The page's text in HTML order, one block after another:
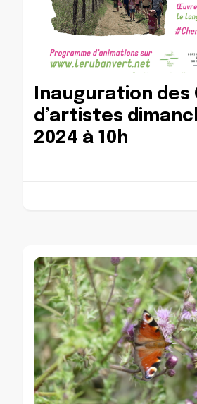
Inauguration des
d’artistes
2024 à 10h